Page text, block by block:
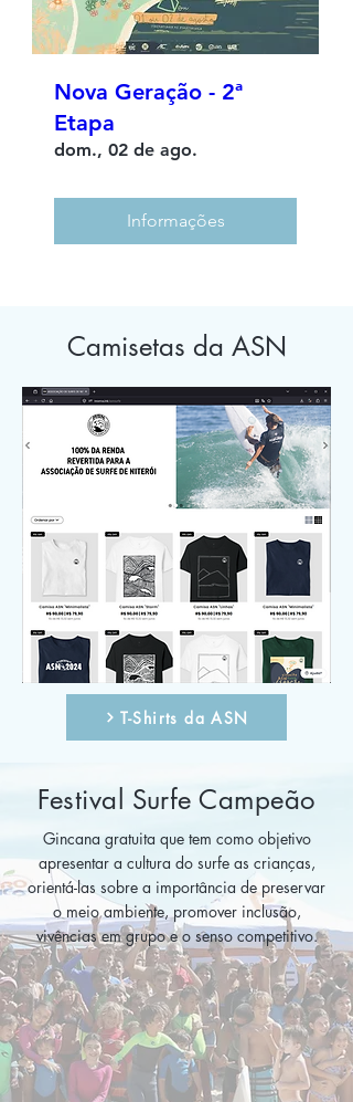
Nova Geração - 2ª
Etapa
dom., 02 de ago.
Informações
Camisetas da ASN
T-Shirts da ASN
Festival Surfe Campeão
Gincana gratuita que tem como objetivo
apresentar a cultura do surfe as crianças,
orientá-las sobre a importância de preservar
o meio ambiente, promover inclusão,
vivências em grupo e o senso competitivo.